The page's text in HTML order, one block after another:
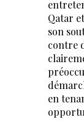
Qatar
son
contre
en